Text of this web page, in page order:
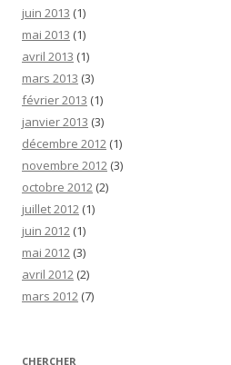
juin 2013 (1)
mai 2013 (1)
avril 2013 (1)
mars 2013 (3)
février 2013 (1)
janvier 2013 (3)
décembre 2012 (1)
novembre 2012 (3)
octobre 2012 (2)
juillet 2012 (1)
juin 2012 (1)
mai 2012 (3)
avril 2012 (2)
mars 2012 (7)
CHERCHER